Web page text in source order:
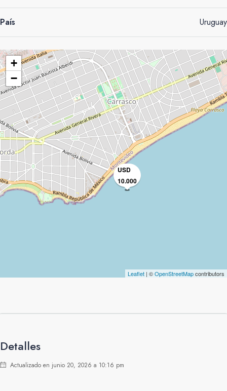
País Uruguay
USD
10.000
+
−
Leaflet | ©OpenStreetMapcontributors
Detalles
Actualizado en junio 20, 2026 a 10:16 pm